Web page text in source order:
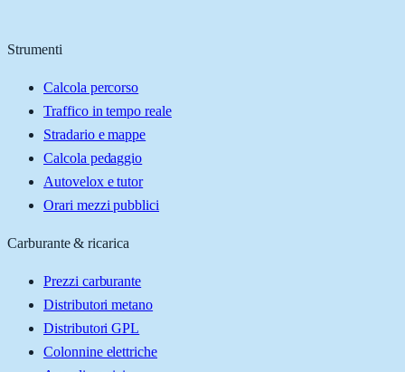
Strumenti
Calcola percorso
Traffico in tempo reale
Stradario e mappe
Calcola pedaggio
Autovelox e tutor
Orari mezzi pubblici
Carburante & ricarica
Prezzi carburante
Distributori metano
Distributori GPL
Colonnine elettriche